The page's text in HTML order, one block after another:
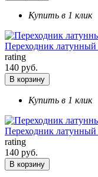
Купить в 1 клик
Переходник
rating
140 руб.
В корзину
Купить в 1 клик
Переходник
rating
140 руб.
В корзину